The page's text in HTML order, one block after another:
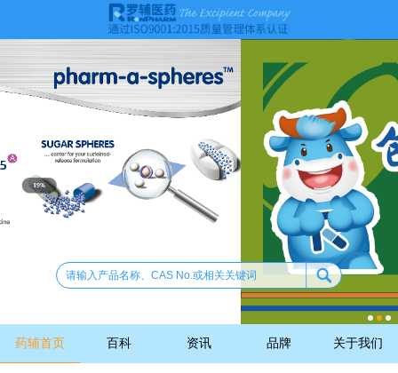
药辅首页 百科 资讯 品牌 关于我们